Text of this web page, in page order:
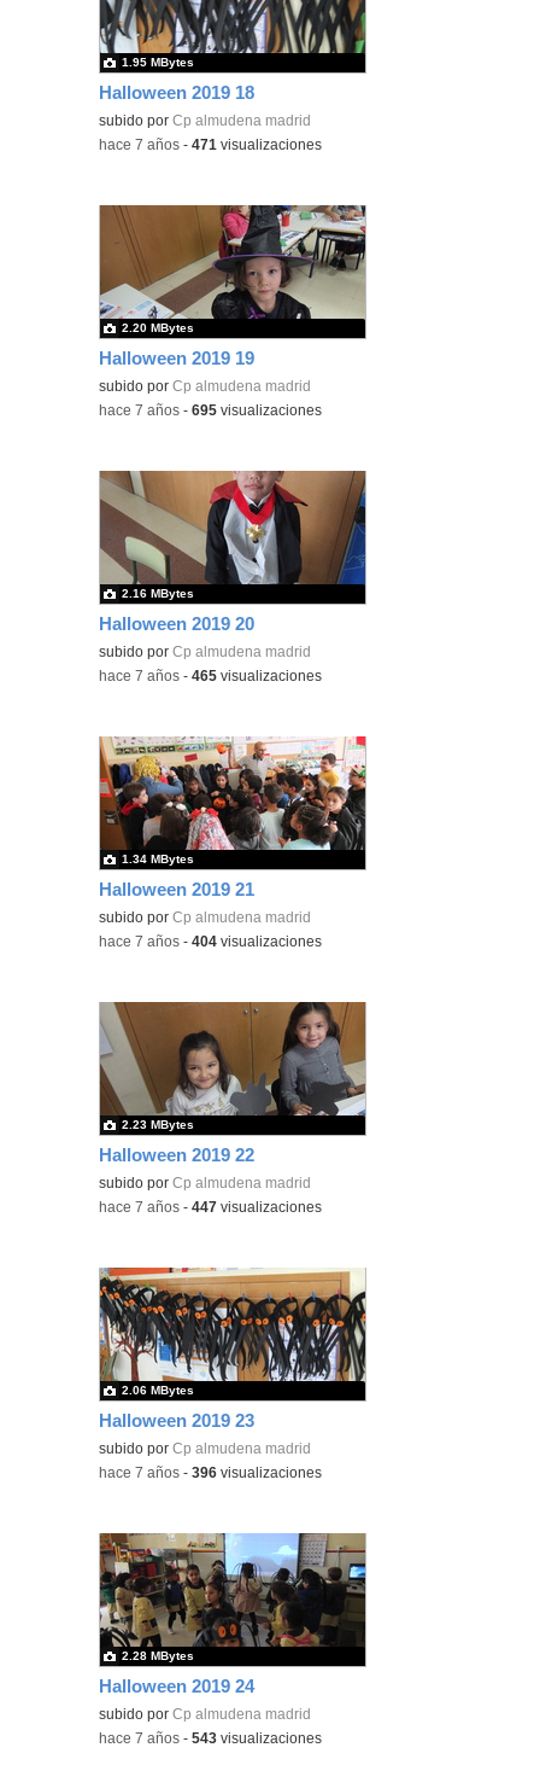
Halloween 2019 18
subido porCp almudena madrid
1.95 MBytes
-hace 7 años -471 visualizaciones
Halloween 2019 19
subido porCp almudena madrid
2.20 MBytes
-hace 7 años -695 visualizaciones
Halloween 2019 20
subido porCp almudena madrid
2.16 MBytes
-hace 7 años -465 visualizaciones
Halloween 2019 21
subido porCp almudena madrid
1.34 MBytes
-hace 7 años -404 visualizaciones
Halloween 2019 22
subido porCp almudena madrid
2.23 MBytes
-hace 7 años -447 visualizaciones
Halloween 2019 23
subido porCp almudena madrid
2.06 MBytes
-hace 7 años -396 visualizaciones
Halloween 2019 24
subido porCp almudena madrid
2.28 MBytes
-hace 7 años -543 visualizaciones